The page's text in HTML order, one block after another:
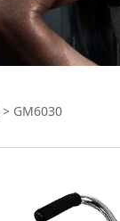
> GM6030